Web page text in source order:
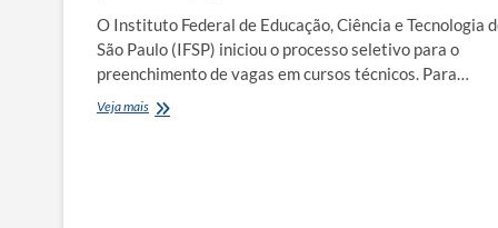
O Instituto Federal de Educação, Ciência e Tecnologia
São Paulo (IFSP) iniciou o processo seletivo para o
preenchimento de vagas em cursos técnicos. Para…
Veja maisIFSP